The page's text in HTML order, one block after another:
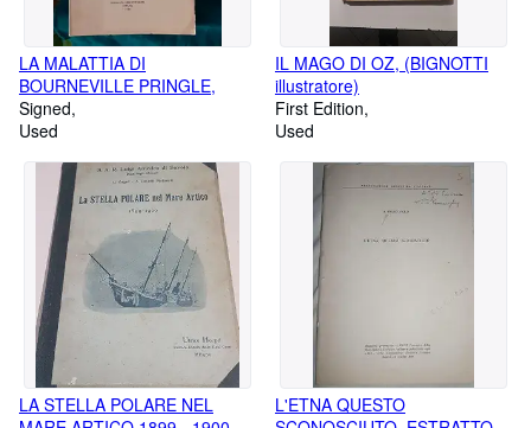
LA MALATTIA DI
BOURNEVILLE PRINGLE,
Signed
Used
IL MAGO DI OZ, (BIGNOTTI
illustratore)
First Edition
Used
LA STELLA POLARE NEL
L'ETNA QUESTO